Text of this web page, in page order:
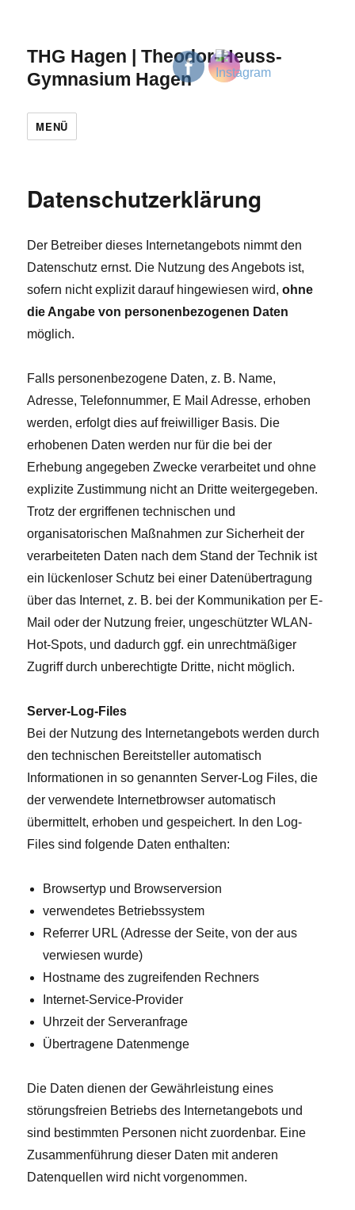
THG Hagen | Theodor-Heuss-
Gymnasium Hagen
MENÜ
Datenschutzerklärung
Der Betreiber dieses Internetangebots nimmt den
Datenschutz ernst. Die Nutzung des Angebots ist,
sofern nicht explizit darauf hingewiesen wird,ohne
die Angabe von personenbezogenen Daten
möglich.
Falls personenbezogene Daten, z. B. Name,
Adresse, Telefonnummer, E Mail Adresse, erhoben
werden, erfolgt dies auf freiwilliger Basis. Die
erhobenen Daten werden nur für die bei der
Erhebung angegeben Zwecke verarbeitet und ohne
explizite Zustimmung nicht an Dritte weitergegeben.
Trotz der ergriffenen technischen und
organisatorischen Maßnahmen zur Sicherheit der
verarbeiteten Daten nach dem Stand der Technik ist
ein lückenloser Schutz bei einer Datenübertragung
über das Internet, z. B. bei der Kommunikation per E-
Mail oder der Nutzung freier, ungeschützter WLAN-
Hot-Spots, und dadurch ggf. ein unrechtmäßiger
Zugriff durch unberechtigte Dritte, nicht möglich.
Server-Log-Files
Bei der Nutzung des Internetangebots werden durch
den technischen Bereitsteller automatisch
Informationen in so genannten Server-Log Files, die
der verwendete Internetbrowser automatisch
übermittelt, erhoben und gespeichert. In den Log-
Files sind folgende Daten enthalten:
Browsertyp und Browserversion
verwendetes Betriebssystem
Referrer URL (Adresse der Seite, von der aus
verwiesen wurde)
Hostname des zugreifenden Rechners
Internet-Service-Provider
Uhrzeit der Serveranfrage
Übertragene Datenmenge
Die Daten dienen der Gewährleistung eines
störungsfreien Betriebs des Internetangebots und
sind bestimmten Personen nicht zuordenbar. Eine
Zusammenführung dieser Daten mit anderen
Datenquellen wird nicht vorgenommen.